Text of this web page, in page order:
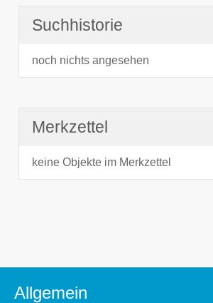
Suchhistorie
noch nichts angesehen
Merkzettel
keine Objekte im Merkzettel
Allgemein